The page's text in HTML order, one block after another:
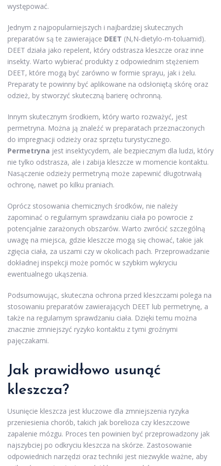
występować.
Jednym z najpopularniejszych i najbardziej skutecznych
preparatów są te zawierające DEET (N,N-dietylo-m-toluamid).
DEET działa jako repelent, który odstrasza kleszcze oraz inne
insekty. Warto wybierać produkty z odpowiednim stężeniem
DEET, które mogą być zarówno w formie sprayu, jak i żelu.
Preparaty te powinny być aplikowane na odsłoniętą skórę oraz
odzież, by stworzyć skuteczną barierę ochronną.
Innym skutecznym środkiem, który warto rozważyć, jest
permetryna. Można ją znaleźć w preparatach przeznaczonych
do impregnacji odzieży oraz sprzętu turystycznego.
Permetryna jest insektycydem, ale bezpiecznym dla ludzi, który
nie tylko odstrasza, ale i zabija kleszcze w momencie kontaktu.
Nasączenie odzieży permetryną może zapewnić długotrwałą
ochronę, nawet po kilku praniach.
Oprócz stosowania chemicznych środków, nie należy
zapominać o regularnym sprawdzaniu ciała po powrocie z
potencjalnie zarażonych obszarów. Warto zwrócić szczególną
uwagę na miejsca, gdzie kleszcze mogą się chować, takie jak
zgięcia ciała, za uszami czy w okolicach pach. Przeprowadzanie
dokładnej inspekcji może pomóc w szybkim wykryciu
ewentualnego ukąszenia.
Podsumowując, skuteczna ochrona przed kleszczami polega na
stosowaniu preparatów zawierających DEET lub permetrynę, a
także na regularnym sprawdzaniu ciała. Dzięki temu można
znacznie zmniejszyć ryzyko kontaktu z tymi groźnymi
pajęczakami.
Jak prawidłowo usunąć
kleszcza?
Usunięcie kleszcza jest kluczowe dla zmniejszenia ryzyka
przeniesienia chorób, takich jak borelioza czy kleszczowe
zapalenie mózgu. Proces ten powinien być przeprowadzony jak
najszybciej po odkryciu kleszcza na skórze. Zastosowanie
odpowiednich narzędzi oraz techniki jest niezwykle ważne, aby